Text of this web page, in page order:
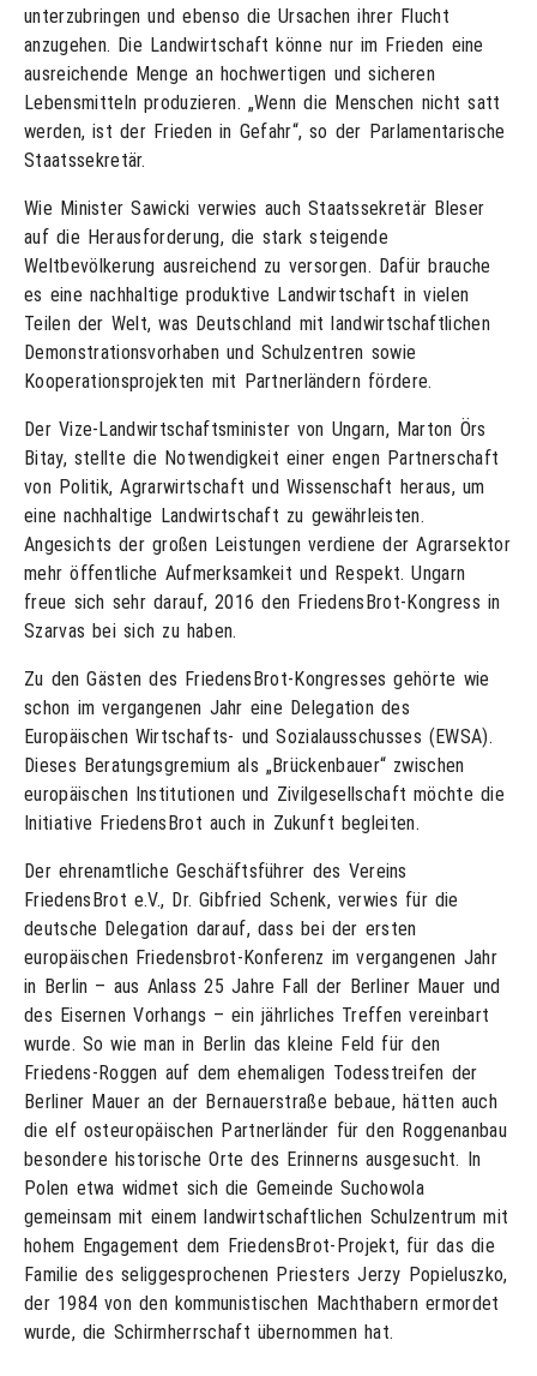
unterzubringen und ebenso die Ursachen ihrer Flucht
anzugehen. Die Landwirtschaft könne nur im Frieden eine
ausreichende Menge an hochwertigen und sicheren
Lebensmitteln produzieren. „Wenn die Menschen nicht satt
werden, ist der Frieden in Gefahr“, so der Parlamentarische
Staatssekretär.
Wie Minister Sawicki verwies auch Staatssekretär Bleser
auf die Herausforderung, die stark steigende
Weltbevölkerung ausreichend zu versorgen. Dafür brauche
es eine nachhaltige produktive Landwirtschaft in vielen
Teilen der Welt, was Deutschland mit landwirtschaftlichen
Demonstrationsvorhaben und Schulzentren sowie
Kooperationsprojekten mit Partnerländern fördere.
Der Vize-Landwirtschaftsminister von Ungarn, Marton Örs
Bitay, stellte die Notwendigkeit einer engen Partnerschaft
von Politik, Agrarwirtschaft und Wissenschaft heraus, um
eine nachhaltige Landwirtschaft zu gewährleisten.
Angesichts der großen Leistungen verdiene der Agrarsektor
mehr öffentliche Aufmerksamkeit und Respekt. Ungarn
freue sich sehr darauf, 2016 den FriedensBrot-Kongress in
Szarvas bei sich zu haben.
Zu den Gästen des FriedensBrot-Kongresses gehörte wie
schon im vergangenen Jahr eine Delegation des
Europäischen Wirtschafts- und Sozialausschusses (EWSA).
Dieses Beratungsgremium als „Brückenbauer“ zwischen
europäischen Institutionen und Zivilgesellschaft möchte die
Initiative FriedensBrot auch in Zukunft begleiten.
Der ehrenamtliche Geschäftsführer des Vereins
FriedensBrot e.V., Dr. Gibfried Schenk, verwies für die
deutsche Delegation darauf, dass bei der ersten
europäischen Friedensbrot-Konferenz im vergangenen Jahr
in Berlin – aus Anlass 25 Jahre Fall der Berliner Mauer und
des Eisernen Vorhangs – ein jährliches Treffen vereinbart
wurde. So wie man in Berlin das kleine Feld für den
Friedens-Roggen auf dem ehemaligen Todesstreifen der
Berliner Mauer an der Bernauerstraße bebaue, hätten auch
die elf osteuropäischen Partnerländer für den Roggenanbau
besondere historische Orte des Erinnerns ausgesucht. In
Polen etwa widmet sich die Gemeinde Suchowola
gemeinsam mit einem landwirtschaftlichen Schulzentrum mit
hohem Engagement dem FriedensBrot-Projekt, für das die
Familie des seliggesprochenen Priesters Jerzy Popieluszko,
der 1984 von den kommunistischen Machthabern ermordet
wurde, die Schirmherrschaft übernommen hat.